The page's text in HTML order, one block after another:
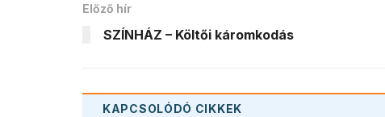
Előző hír
SZÍNHÁZ – Költői káromkodás
KAPCSOLÓDÓ CIKKEK